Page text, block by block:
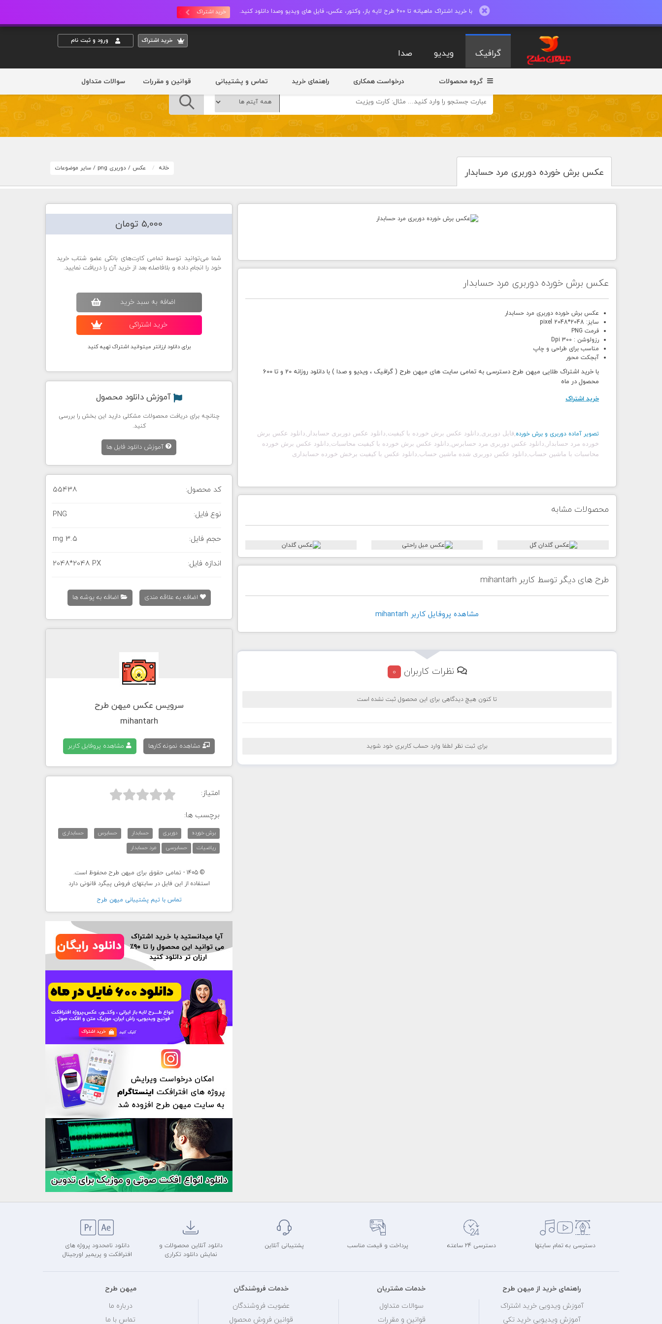
با خرید اشتراک ماهیانه تا 600 طرح لایه باز، وکتور، عکس، فایل های ویدیو وصدا دانلود کنید. خرید اشتراک
خريد اشتراک ورود و ثبت نام
گرافیک ویدیو صدا
گروه محصولات درخواست همکاری راهنمای خرید تماس و پشتیبانی قوانین و مقررات سوالات متداول
عکس برش خورده دوربری مرد حسابدار خانه عکس / دوربری png / سایر موضوعات
عکس برش خورده دوربری مرد حسابدار
عکس برش خورده دوربری مرد حسابدار
سایز: 2048*2048 pixel
فرمت PNG
رزولوشن : 300 Dpi
مناسب برای طراحی و چاپ
آبجکت محور
با خرید اشتراک طلایی میهن طرح دسترسی به تمامی سایت های میهن طرح ( گرافیک ، ویدیو و صدا ) با دانلود روزانه 20 و تا 600
محصول در ماه
خرید اشتراک
تصویر آماده دوربری و برش خورده,فایل دوربری,دانلود عکس برش خورده با کیفیت,دانلود عکس دوربری حسابدار,دانلود عکس برش
خورده مرد حسابدار,دانلود عکس دوربری مرد حسابرس,دانلود عکس برش خورده با کیفیت محاسبات,دانلود عکس برش خورده
محاسبات با ماشین حساب,دانلود عکس دوربری شده ماشین حساب,دانلود عکس با کیفیت برخش خورده حسابداری
محصولات مشابه
طرح های دیگر توسط کاربر mihantarh
مشاهده پروفايل کاربر mihantarh
نظرات کاربران 0
تا کنون هیچ دیدگاهی برای این محصول ثبت نشده است
برای ثبت نظر لطفا وارد حساب کاربری خود شوید
5,000 تومان
شما می‌توانید توسط تمامی کارت‌های بانکی عضو شتاب خرید
خود را انجام داده و بلافاصله بعد از خرید آن را دریافت نمایید.
اضافه به سبد خريد
خريد اشتراکی
برای دانلود ارزانتر میتوانید اشتراک تهیه کنید
آموزش دانلود محصول
چنانچه برای دریافت محصولات مشکلی دارید این بخش را بررسی
کنید.
آموزش دانلود فایل ها
کد محصول: 55438
نوع فایل: PNG
حجم فایل: 3.5 mg
اندازه فایل: 2048*2048 PX
اضافه به علاقه مندی اضافه به پوشه ها
سرویس عکس میهن طرح
mihantarh
مشاهده نمونه کارها مشاهده پروفایل کاربر
امتیاز: 


برچسب ها:
برش خورده دوربری حسابدار حسابرس
حسابداری
ریاضیات
حسابرسی مرد حسابدار
© 1405 - تمامی حقوق برای میهن طرح محفوظ است.
استفاده از این فایل در سایتهای فروش پیگرد قانونی دارد
تماس با تيم پشتيبانی ميهن طرح
دسترسی به تمام سایتها دسترسی 24 ساعته پرداخت و قیمت مناسب پشتیبانی آنلاین
دانلود آنلاین محصولات و
نمایش دانلود تکراری
دانلود نامحدود پروژه های
افترافکت و پریمیر اورجینال
راهنمای خرید از میهن طرح
آموزش ویدویی خرید اشتراک
آموزش ویدیویی خرید تکی
خدمات مشتریان
سوالات متداول
قوانین و مقررات
خدمات فروشندگان
عضویت فروشندگان
قوانین فروش محصول
میهن طرح
درباره ما
تماس با ما